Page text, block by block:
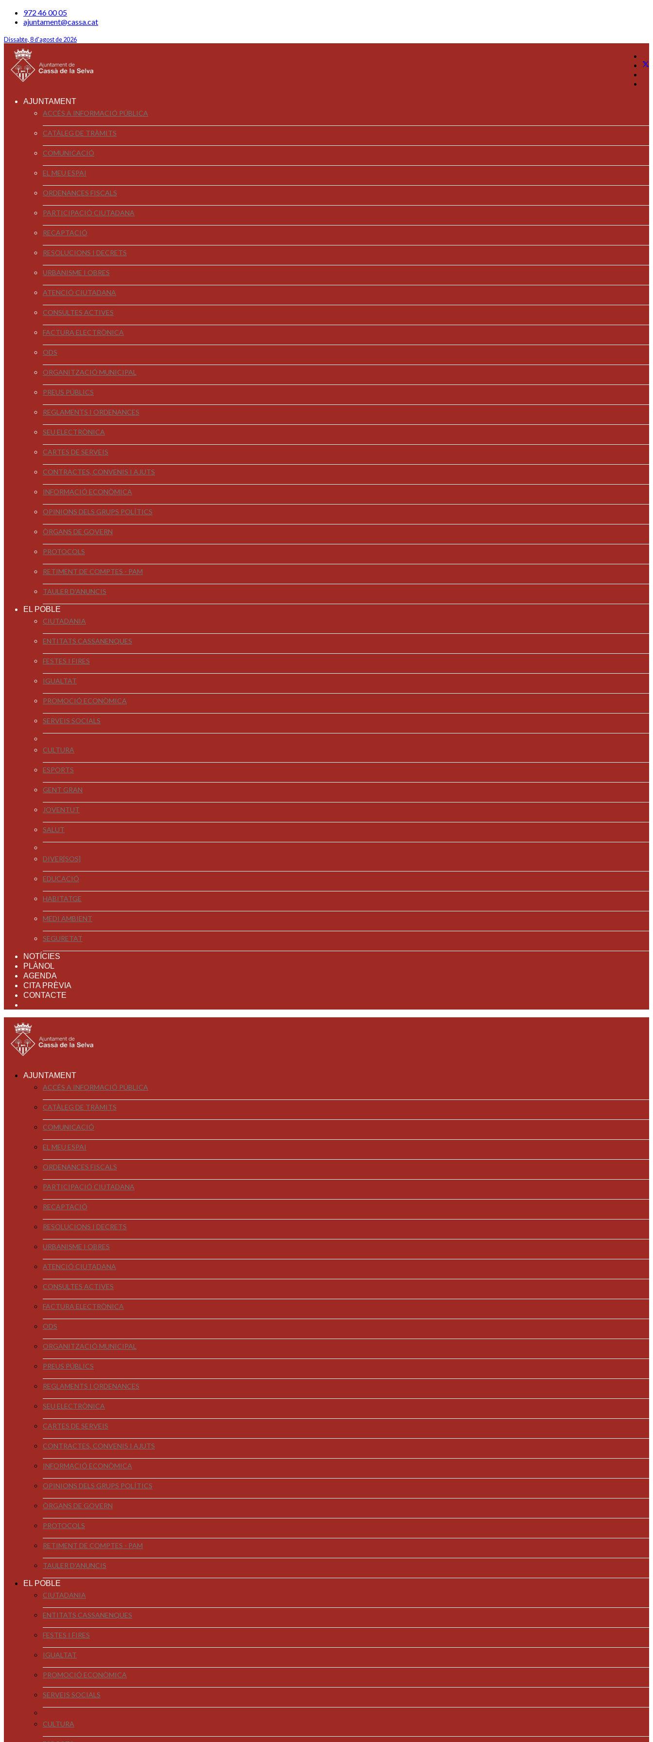
972 46 00 05
ajuntament@cassa.cat
Dissabte, 8 d'agost de 2026
AJUNTAMENT
ACCÉS A INFORMACIÓ PÚBLICA
CATÀLEG DE TRÀMITS
COMUNICACIÓ
EL MEU ESPAI
ORDENANCES FISCALS
PARTICIPACIÓ CIUTADANA
RECAPTACIÓ
RESOLUCIONS I DECRETS
URBANISME I OBRES
ATENCIÓ CIUTADANA
CONSULTES ACTIVES
FACTURA ELECTRÒNICA
ODS
ORGANITZACIÓ MUNICIPAL
PREUS PÚBLICS
REGLAMENTS I ORDENANCES
SEU ELECTRÒNICA
CARTES DE SERVEIS
CONTRACTES, CONVENIS I AJUTS
INFORMACIÓ ECONÒMICA
OPINIONS DELS GRUPS POLÍTICS
ÒRGANS DE GOVERN
PROTOCOLS
RETIMENT DE COMPTES - PAM
TAULER D'ANUNCIS
EL POBLE
CIUTADANIA
ENTITATS CASSANENQUES
FESTES I FIRES
IGUALTAT
PROMOCIÓ ECONÒMICA
SERVEIS SOCIALS
CULTURA
ESPORTS
GENT GRAN
JOVENTUT
SALUT
DIVER[SOS]
EDUCACIÓ
HABITATGE
MEDI AMBIENT
SEGURETAT
NOTÍCIES
PLÀNOL
AGENDA
CITA PRÈVIA
CONTACTE
AJUNTAMENT
ACCÉS A INFORMACIÓ PÚBLICA
CATÀLEG DE TRÀMITS
COMUNICACIÓ
EL MEU ESPAI
ORDENANCES FISCALS
PARTICIPACIÓ CIUTADANA
RECAPTACIÓ
RESOLUCIONS I DECRETS
URBANISME I OBRES
ATENCIÓ CIUTADANA
CONSULTES ACTIVES
FACTURA ELECTRÒNICA
ODS
ORGANITZACIÓ MUNICIPAL
PREUS PÚBLICS
REGLAMENTS I ORDENANCES
SEU ELECTRÒNICA
CARTES DE SERVEIS
CONTRACTES, CONVENIS I AJUTS
INFORMACIÓ ECONÒMICA
OPINIONS DELS GRUPS POLÍTICS
ÒRGANS DE GOVERN
PROTOCOLS
RETIMENT DE COMPTES - PAM
TAULER D'ANUNCIS
EL POBLE
CIUTADANIA
ENTITATS CASSANENQUES
FESTES I FIRES
IGUALTAT
PROMOCIÓ ECONÒMICA
SERVEIS SOCIALS
CULTURA